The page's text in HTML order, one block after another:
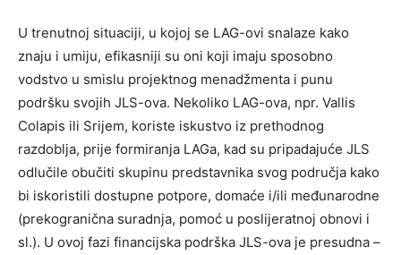
U trenutnoj situaciji, u kojoj se LAG-ovi snalaze kako
znaju i umiju, efikasniji su oni koji imaju sposobno
vodstvo u smislu projektnog menadžmenta i punu
podršku svojih JLS-ova. Nekoliko LAG-ova, npr. Vallis
Colapis ili Srijem, koriste iskustvo iz prethodnog
razdoblja, prije formiranja LAGa, kad su pripadajuće JLS
odlučile obučiti skupinu predstavnika svog područja kako
bi iskoristili dostupne potpore, domaće i/ili međunarodne
(prekogranična suradnja, pomoć u poslijeratnoj obnovi i
sl.). U ovoj fazi financijska podrška JLS-ova je presudna –